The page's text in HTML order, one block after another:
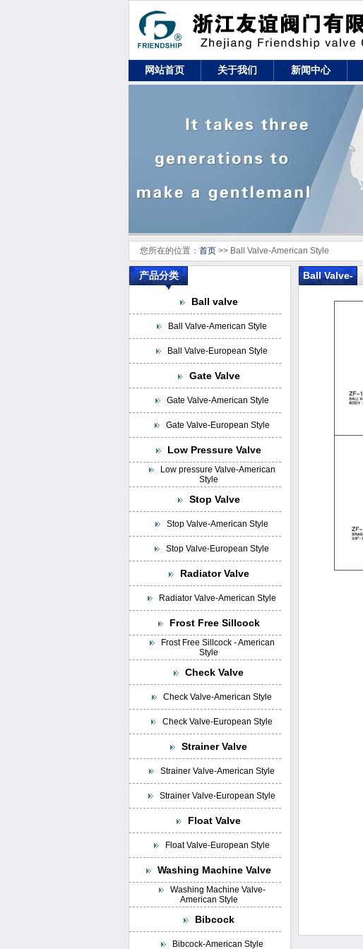
网站首页 关于我们 新闻中心
您所在的位置： 首页 >> Ball Valve-American Style
产品分类
Ball valve
Ball Valve-American Style
Ball Valve-European Style
Gate Valve
Gate Valve-American Style
Gate Valve-European Style
Low Pressure Valve
Low pressure Valve-American
Style
Stop Valve
Stop Valve-American Style
Stop Valve-European Style
Radiator Valve
Radiator Valve-American Style
Frost Free Sillcock
Frost Free Sillcock - American
Style
Check Valve
Check Valve-American Style
Check Valve-European Style
Strainer Valve
Strainer Valve-American Style
Strainer Valve-European Style
Float Valve
Float Valve-European Style
Washing Machine Valve
Washing Machine Valve-
American Style
Bibcock
Bibcock-American Style
Ball Valve-